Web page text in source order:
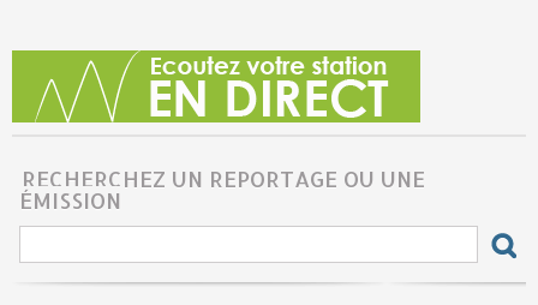
RECHERCHEZ UN REPORTAGE OU UNE
ÉMISSION